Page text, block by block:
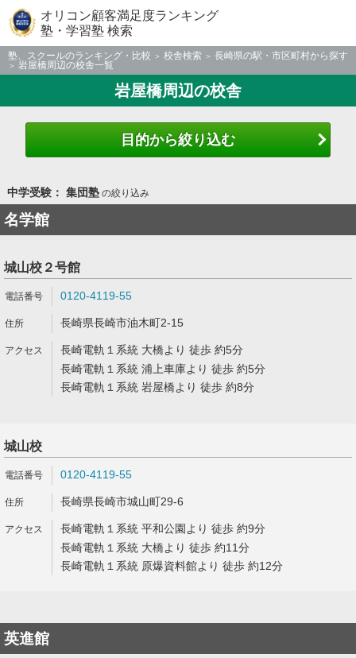
オリコン顧客満足度ランキング
塾・学習塾 検索
塾、スクールのランキング・比較 校舎検索
長崎県の駅・市区町村から探す
岩屋橋周辺の校舎一覧
岩屋橋周辺の校舎
目的から絞り込む
中学受験： 集団塾の絞り込み
名学館
城山校２号館
0120-4119-55
長崎県長崎市油木町2-15
長崎電軌１系統 大橋より 徒歩 約5分
長崎電軌１系統 浦上車庫より 徒歩 約5分
長崎電軌１系統 岩屋橋より 徒歩 約8分
城山校
0120-4119-55
長崎県長崎市城山町29-6
長崎電軌１系統 平和公園より 徒歩 約9分
長崎電軌１系統 大橋より 徒歩 約11分
長崎電軌１系統 原爆資料館より 徒歩 約12分
英進館